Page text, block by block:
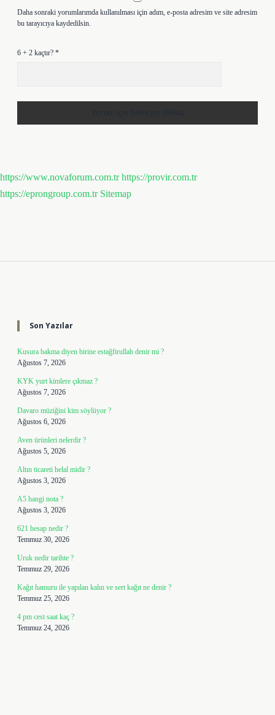
Daha sonraki yorumlarımda kullanılması için adım, e-posta adresim ve site adresim
bu tarayıcıya kaydedilsin.
6 + 2 kaçtır? *
https://www.novaforum.com.tr https://provir.com.tr
https://eprongroup.com.tr Sitemap
Son Yazılar
Kusura bakma diyen birine estağfirullah denir mi ?
Ağustos 7, 2026
KYK yurt kimlere çıkmaz ?
Ağustos 7, 2026
Davaro müziğini kim söylüyor ?
Ağustos 6, 2026
Aven ürünleri nelerdir ?
Ağustos 5, 2026
Altın ticareti helal midir ?
Ağustos 3, 2026
A5 hangi nota ?
Ağustos 3, 2026
621 hesap nedir ?
Temmuz 30, 2026
Uruk nedir tarihte ?
Temmuz 29, 2026
Kağıt hamuru ile yapılan kalın ve sert kağıt ne denir ?
Temmuz 25, 2026
4 pm cest saat kaç ?
Temmuz 24, 2026